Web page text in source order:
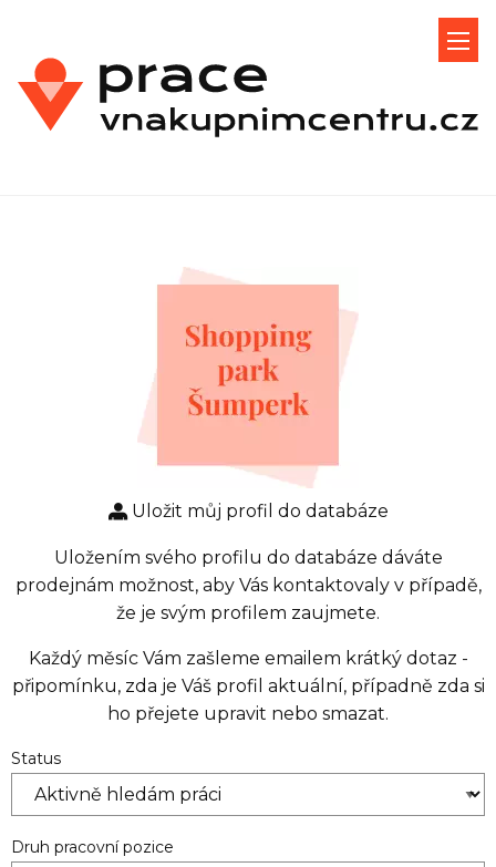
Uložit můj profil do databáze
Uložením svého profilu do databáze dáváte
prodejnám možnost, aby Vás kontaktovaly v případě,
že je svým profilem zaujmete.
Každý měsíc Vám zašleme emailem krátký dotaz -
připomínku, zda je Váš profil aktuální, případně zda si
ho přejete upravit nebo smazat.
Status
Druh pracovní pozice